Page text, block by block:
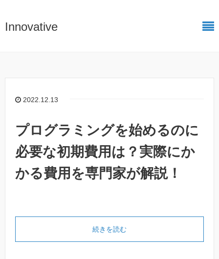
Innovative
2022.12.13
プログラミングを始めるのに
必要な初期費用は？実際にか
かる費用を専門家が解説！
続きを読む